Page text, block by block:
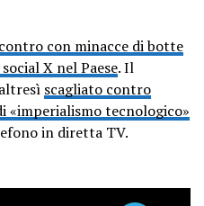
con minacce di botte
X nel Paese. Il
scagliato contro
«imperialismo tecnologico»
in diretta TV.